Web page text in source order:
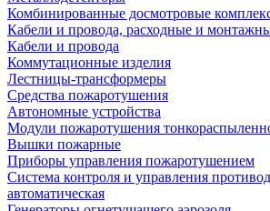
Комбинированные досмотровые
Кабели и провода, расходные и
Кабели и провода
Коммутационные изделия
Лестницы-трансформеры
Средства пожаротушения
Автономные устройства
Модули пожаротушения
Вышки пожарные
Приборы управления пожаротушением
Система контроля и управления
автоматическая